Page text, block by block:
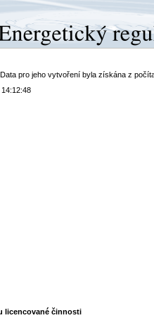
pro jeho vytvoření byla získána z
licencované činnosti